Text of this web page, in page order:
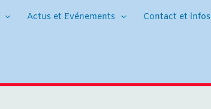
Actus et Evénements Contact et infos